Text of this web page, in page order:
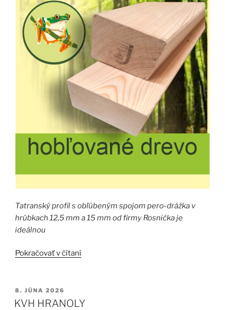
Tatranský profil s obľúbeným spojom pero-drážka v
hrúbkach 12,5 mm a 15 mm od firmy Rosnička je
ideálnou
Pokračovať v čítaní„TATRANSKÝ
PUBLIKOVANÉ
8. JÚNA 2026
KVH HRANOLY